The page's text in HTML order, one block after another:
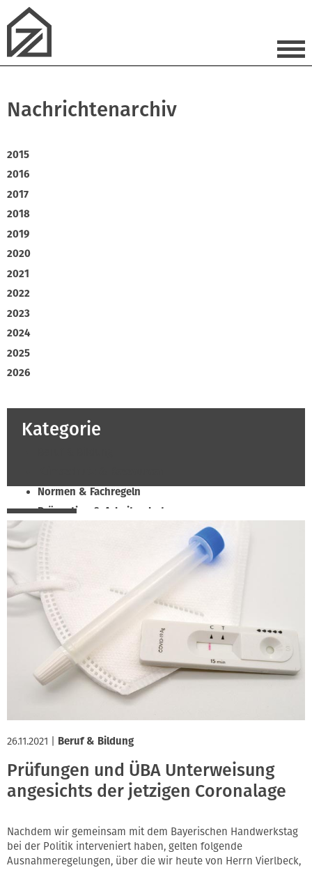
Nachrichtenarchiv
2015
2016
2017
2018
2019
2020
2021
2022
2023
2024
2025
2026
Kategorie
Normen & Fachregeln
Prävention & Arbeitsschutz
Soziales & Tarifpolitik
Verband & Innungen
Innung
26.11.2021 Beruf & Bildung
Prüfungen und ÜBA Unterweisung
angesichts der jetzigen Coronalage
Nachdem wir gemeinsam mit dem Bayerischen Handwerkstag
bei der Politik interveniert haben, gelten folgende
Ausnahmeregelungen, über die wir heute von Herrn Vierlbeck,